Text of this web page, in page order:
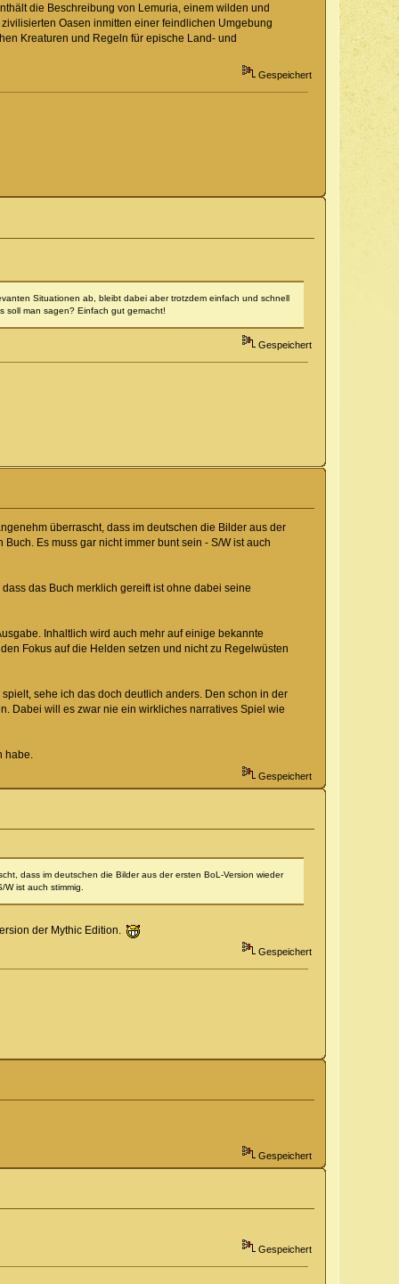
die Beschreibung von Lemuria, einem wilden und
Oasen inmitten einer feindlichen Umgebung
Kreaturen und Regeln für epische Land- und
Gespeichert
Situationen ab, bleibt dabei aber trotzdem einfach und schnell
soll man sagen? Einfach gut gemacht!
Gespeichert
überrascht, dass im deutschen die Bilder aus der
Es muss gar nicht immer bunt sein - S/W ist auch
das Buch merklich gereift ist ohne dabei seine
Inhaltlich wird auch mehr auf einige bekannte
Fokus auf die Helden setzen und nicht zu Regelwüsten
sehe ich das doch deutlich anders. Den schon in der
Dabei will es zwar nie ein wirkliches narratives Spiel wie
habe.
Gespeichert
dass im deutschen die Bilder aus der ersten BoL-Version wieder
ist auch stimmig.
der Mythic Edition.
Gespeichert
Gespeichert
Gespeichert